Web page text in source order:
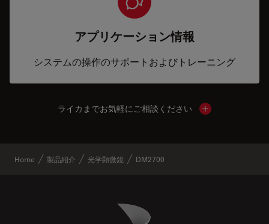
アプリケーション情報
システムの操作のサポートおよびトレーニング
ライカまでお気軽にご相談ください Show local
Home 製品紹介 光学顕微鏡 DM2700
Danaher Logo